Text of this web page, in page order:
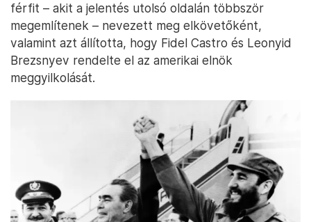
férfit – akit a jelentés utolsó oldalán többször
megemlítenek – nevezett meg elkövetőként,
valamint azt állította, hogy Fidel Castro és Leonyid
Brezsnyev rendelte el az amerikai elnök
meggyilkolását.